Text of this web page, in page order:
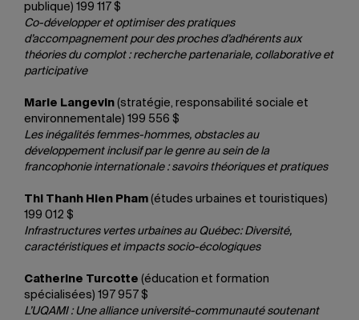
publique) 199 117 $
Co-développer et optimiser des pratiques
d’accompagnement pour des proches d’adhérents aux
théories du complot : recherche partenariale, collaborative et
participative
Marie Langevin (stratégie, responsabilité sociale et
environnementale) 199 556 $
Les inégalités femmes-hommes, obstacles au
développement inclusif par le genre au sein de la
francophonie internationale : savoirs théoriques et pratiques
Thi Thanh Hien Pham (études urbaines et touristiques)
199 012 $
Infrastructures vertes urbaines au Québec: Diversité,
caractéristiques et impacts socio-écologiques
Catherine Turcotte (éducation et formation
spécialisées) 197 957 $
L’UQAMI : Une alliance université-communauté soutenant